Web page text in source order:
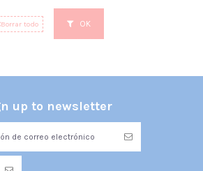
Borrar todo OK
up to newsletter